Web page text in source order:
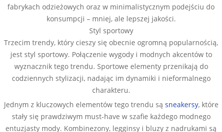
fabrykach odzieżowych oraz w minimalistycznym podejściu do
konsumpcji – mniej, ale lepszej jakości.
Styl sportowy
Trzecim trendy, który cieszy się obecnie ogromną popularnością,
jest styl sportowy. Połączenie wygody i modnych akcentów to
wyznacznik tego trendu. Sportowe elementy przenikają do
codziennych stylizacji, nadając im dynamiki i nieformalnego
charakteru.
Jednym z kluczowych elementów tego trendu są sneakersy, które
stały się prawdziwym must-have w szafie każdego modnego
entuzjasty mody. Kombinezony, legginsy i bluzy z nadrukami są